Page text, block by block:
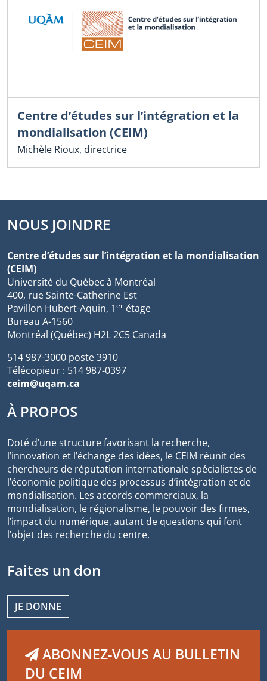
Centre d’études sur l’intégration et la
mondialisation (CEIM)
Michèle Rioux, directrice
NOUS JOINDRE
Centre d’études sur l’intégration et la mondialisation
(CEIM)
Université du Québec à Montréal
400, rue Sainte-Catherine Est
Pavillon Hubert-Aquin, 1er étage
Bureau A-1560
Montréal (Québec) H2L 2C5 Canada
514 987-3000 poste 3910
Télécopieur : 514 987-0397
ceim@uqam.ca
À PROPOS
Doté d’une structure favorisant la recherche,
l’innovation et l’échange des idées, le CEIM réunit des
chercheurs de réputation internationale spécialistes de
l’économie politique des processus d’intégration et de
mondialisation. Les accords commerciaux, la
mondialisation, le régionalisme, le pouvoir des firmes,
l’impact du numérique, autant de questions qui font
l’objet des recherche du centre.
Faites un don
JE DONNE
ABONNEZ-VOUS AU BULLETIN
DU CEIM